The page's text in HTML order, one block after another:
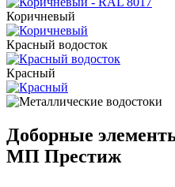
Коричневый
Красный водосток
Красный
Доборные
МП Престиж